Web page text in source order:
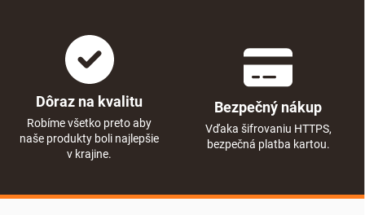
Dôraz na kvalitu
Robíme všetko preto aby
naše produkty boli najlepšie
v krajine.
Bezpečný nákup
Vďaka šifrovaniu HTTPS,
bezpečná platba kartou.